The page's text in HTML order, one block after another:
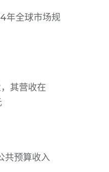
年全球市场规
其营收在
共预算收入